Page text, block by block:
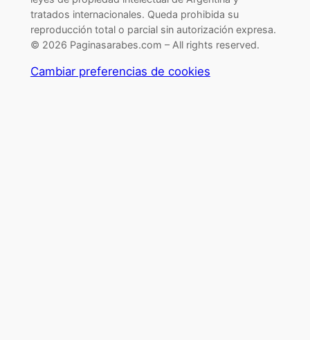
tratados internacionales. Queda prohibida su
reproducción total o parcial sin autorización expresa.
© 2026 Paginasarabes.com – All rights reserved.
Cambiar preferencias de cookies